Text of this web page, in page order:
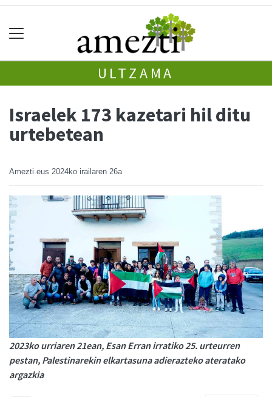
ULTZAMA
Israelek 173 kazetari hil ditu
urtebetean
Amezti.eus 2024ko irailaren 26a
2023ko urriaren 21ean, Esan Erran irratiko 25. urteurren
pestan, Palestinarekin elkartasuna adierazteko ateratako
argazkia